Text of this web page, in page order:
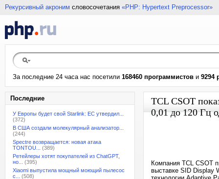
Рекурсивный акроним словосочетания «PHP: Hypertext Preprocessor»
За последние 24 часа нас посетили 168460 программистов и 9294
Последние
У Европы будет свой Starlink: ЕС утвердил...
(372)
В США создали молекулярный анализатор...
(244)
Spectre возвращается: новая атака
TONTOU...
(389)
Ретейлеры хотят покупателей из ChatGPT,
но...
(395)
Xiaomi выпустила мощный моющий пылесос
с...
(508)
TCL CSOT
0,01 до 120 Гц
Компания TCL CSOT
выставке SID Display